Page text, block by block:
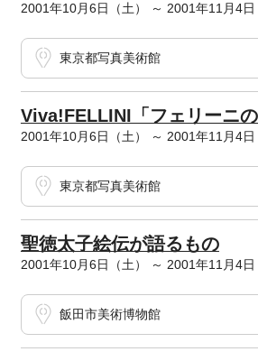
2001年10月6日（土） ～ 2001年11月4日
東京都写真美術館
Viva!FELLINI「フェリーニの
2001年10月6日（土） ～ 2001年11月4日
東京都写真美術館
聖徳太子絵伝が語るもの
2001年10月6日（土） ～ 2001年11月4日
飯田市美術博物館